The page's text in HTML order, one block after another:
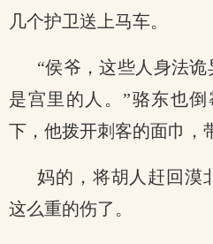
几个护卫送上马车。
“侯爷，这些人身法
是宫里的人。”骆东也
下，他拨开刺客的面巾，
妈的，将胡人赶回漠
这么重的伤了。